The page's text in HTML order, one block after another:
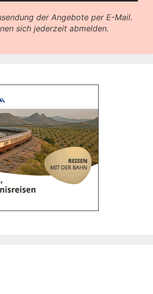
der Angebote per E-Mail.
sich jederzeit abmelden.